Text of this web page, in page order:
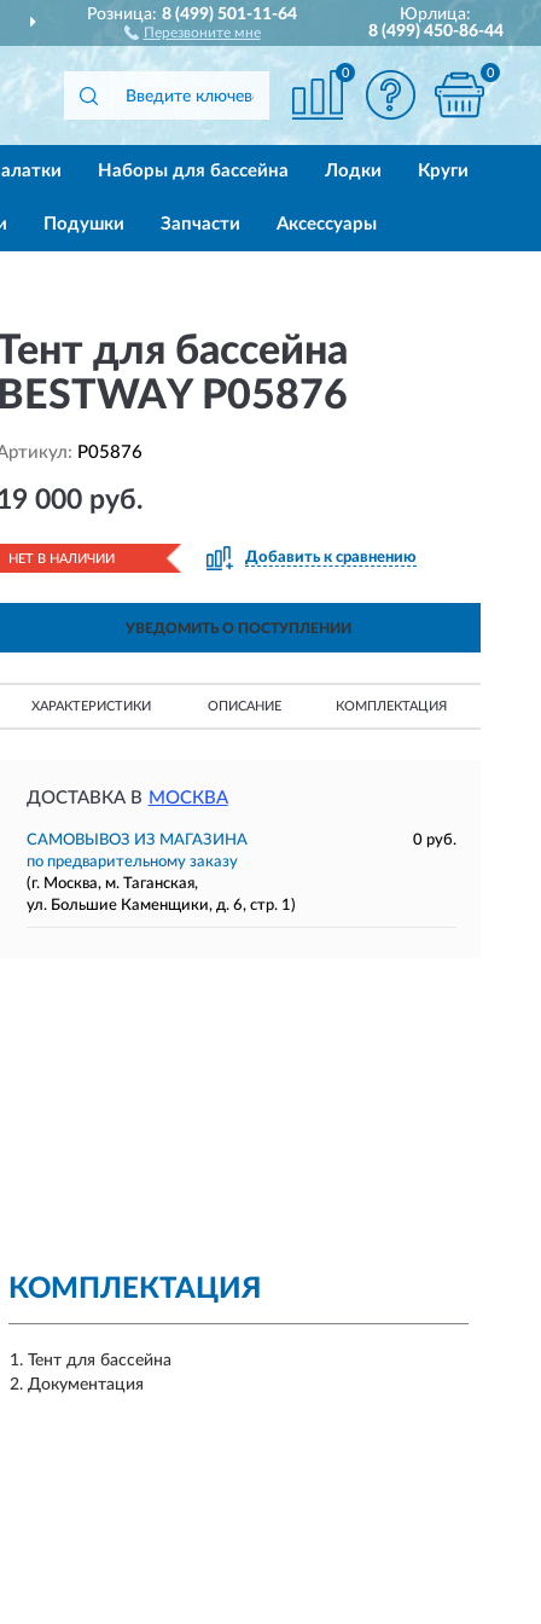
ДОСТАВИМ ПО ВСЕЙ РОССИИ
Розница:8 (499) 501-11-64
Перезвоните мне
Юрлица:
8 (499) 450-86-44
0 0
Наборы для бассейна Лодки Круги
Подушки Запчасти Аксессуары
для бассейна
P05876
P05876
000 руб.
НЕТ В НАЛИЧИИ Добавить к сравнению
УВЕДОМИТЬ О ПОСТУПЛЕНИИ
ХАРАКТЕРИСТИКИ ОПИСАНИЕ КОМПЛЕКТАЦИЯ
ДОСТАВКА В МОСКВА
САМОВЫВОЗ ИЗ МАГАЗИНА
0 руб.
по предварительному заказу
(г. Москва, м. Таганская,
ул. Большие Каменщики, д. 6, стр. 1)
КОМПЛЕКТАЦИЯ
Тент для бассейна
Документация